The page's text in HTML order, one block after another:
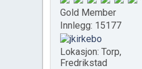
Gold Member
Innlegg: 15177
Lokasjon: Torp,
Fredrikstad